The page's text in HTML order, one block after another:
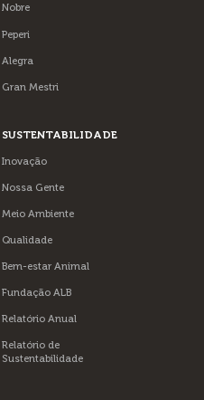
Nobre
Peperi
Alegra
Gran Mestri
SUSTENTABILIDADE
Inovação
Nossa Gente
Meio Ambiente
Qualidade
Bem-estar Animal
Fundação ALB
Relatório Anual
Relatório de
Sustentabilidade